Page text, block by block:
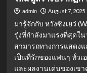
ป!
เห
ออ
วี่
(He
Yu)
admin August 7, 2025
มารู้จักกับ หวังซิงเยว่
รุ่งที่กำลังมาแรงที่สุดใ
สามารถทางการแสดง
เป็นที่รักของแฟนๆ ทั่วเ
และผลงานเด่นของเข